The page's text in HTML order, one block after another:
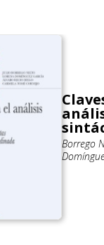
Borrego